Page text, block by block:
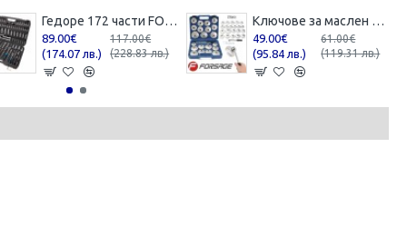
Гедоре 172 части FORSAGE
89.00€
(174.07 лв.)
117.00€
(228.83 лв.)
Ключове за маслен филтър Forsage , универсални 1/2", 23 части к-т
49.00€
(95.84 лв.)
61.00€
(119.31 лв.)